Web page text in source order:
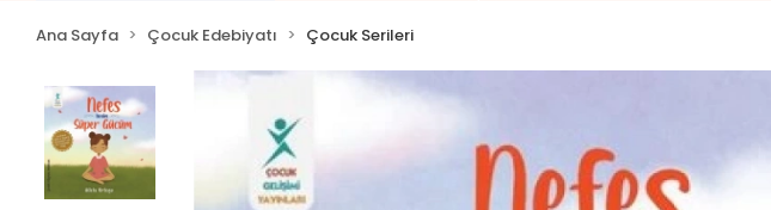
Ana Sayfa Çocuk Edebiyatı Çocuk Serileri